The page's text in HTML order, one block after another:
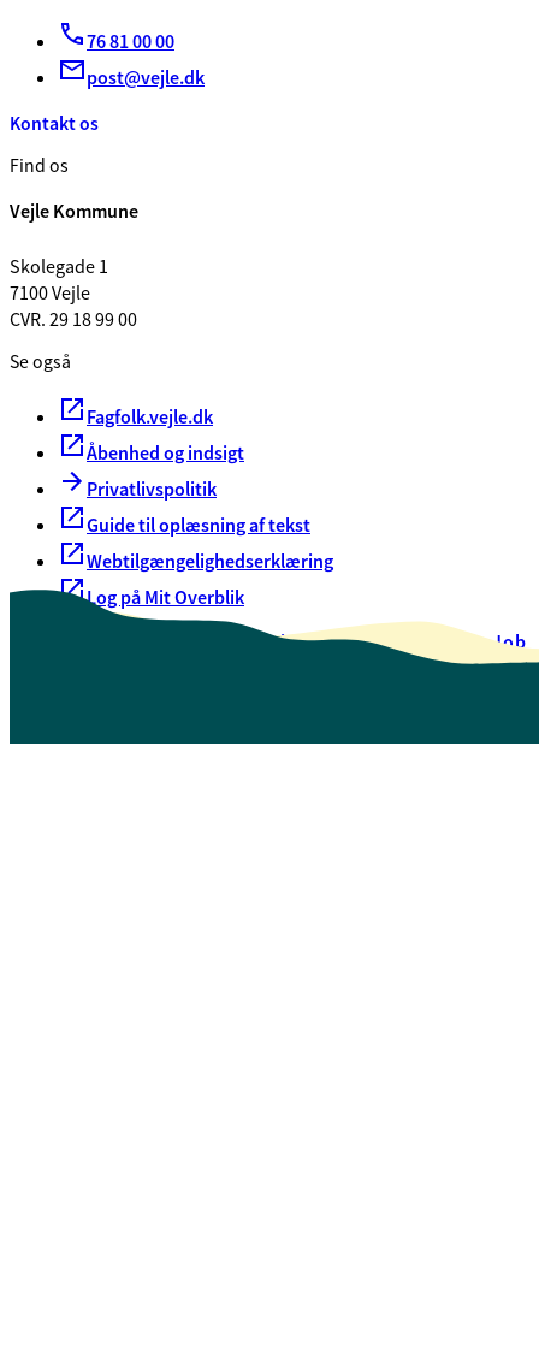
76 81 00 00
post@vejle.dk
Kontakt os
Find os
Vejle Kommune
Skolegade 1
7100 Vejle
CVR. 29 18 99 00
Se også
Fagfolk.vejle.dk
Åbenhed og indsigt
Privatlivspolitik
Guide til oplæsning af tekst
Webtilgængelighedserklæring
Log på Mit Overblik
Oversigt over selvbetjeningJob